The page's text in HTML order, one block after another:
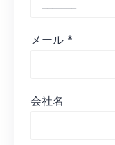
メール *
会社名